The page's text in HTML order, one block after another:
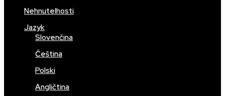
Nehnuteľnosti
Jazyk
Slovenčina
Čeština
Polski
Angličtina